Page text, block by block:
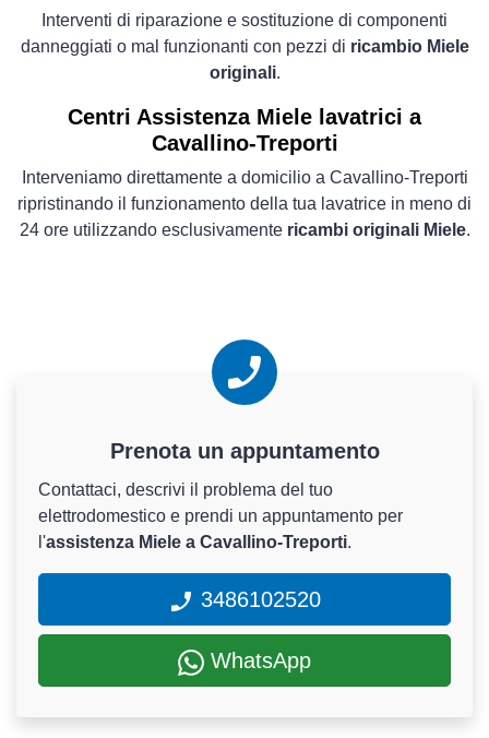
Interventi di riparazione e sostituzione di componenti
danneggiati o mal funzionanti con pezzi di ricambio Miele
originali.
Centri Assistenza Miele lavatrici a
Cavallino-Treporti
Interveniamo direttamente a domicilio a Cavallino-Treporti
ripristinando il funzionamento della tua lavatrice in meno di
24 ore utilizzando esclusivamente ricambi originali Miele.
Prenota un appuntamento
Contattaci, descrivi il problema del tuo
elettrodomestico e prendi un appuntamento per
l'assistenza Miele a Cavallino-Treporti.
3486102520
WhatsApp